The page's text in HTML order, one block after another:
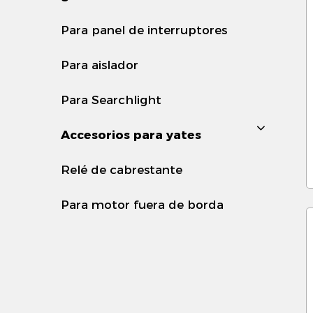
Para panel de interruptores
Para aislador
Para Searchlight
Accesorios para yates
Relé de cabrestante
Para motor fuera de borda